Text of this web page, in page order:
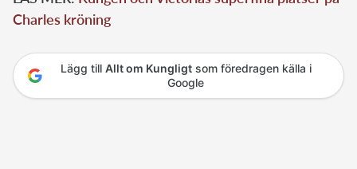
Charles kröning
Lägg till Allt om Kungligtsom föredragen källa i
Google